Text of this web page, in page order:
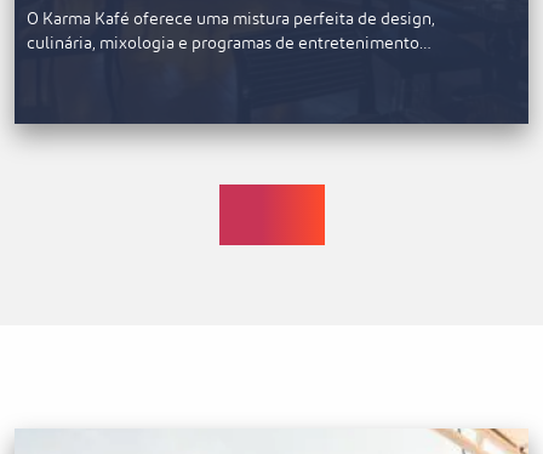
O Karma Kafé oferece uma mistura perfeita de design,
culinária, mixologia e programas de entretenimento…